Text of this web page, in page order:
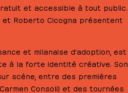
et accessible à tout public.
et Roberto Cicogna présentent
et milanaise d’adoption, est
à la forte identité créative. Son
scène, entre des premières
Consoli) et des tournées